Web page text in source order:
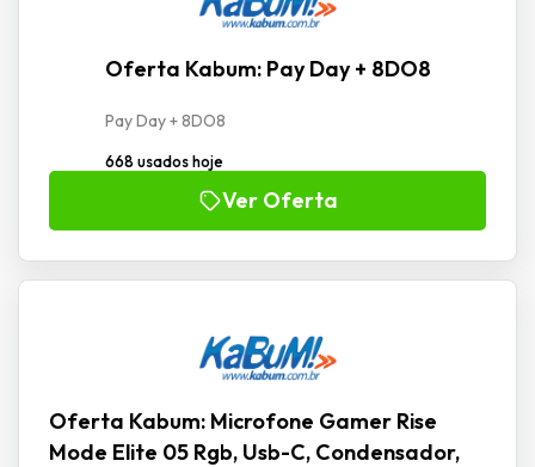
Oferta Kabum: Pay Day + 8DO8
Pay Day + 8DO8
668 usados hoje
Ver Oferta
Oferta Kabum: Microfone Gamer Rise
Mode Elite 05 Rgb, Usb-C, Condensador,